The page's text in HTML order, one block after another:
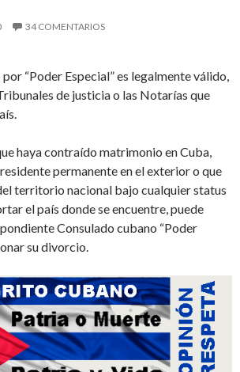
34 COMENTARIOS
por “Poder Especial”es legalmente válido,
de justiciao las Notarías que
haya contraído matrimonio en Cuba,
permanente en el exterioro que
l territorio nacional bajo cualquier status
el país donde se encuentre, puede
Consulado cubano “Poder
sudivorcio.